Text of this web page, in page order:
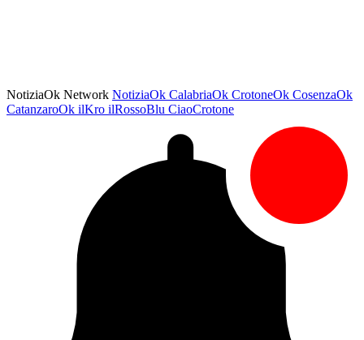
NotiziaOk Network NotiziaOk CalabriaOk CrotoneOk CosenzaOk
CatanzaroOk ilKro ilRossoBlu CiaoCrotone